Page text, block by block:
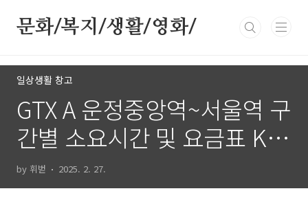
문화/복지/생활/영화/
일상생활 창고
GTX A 운정중앙역~서울역 구
간별 소요시간 및 요금표 K패
스 이용시?
by 휘벋 2025. 2. 27.